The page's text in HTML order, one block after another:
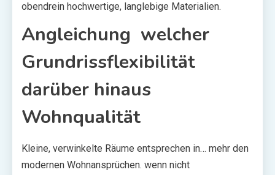
obendrein hochwertige, langlebige Materialien.
Angleichung welcher
Grundrissflexibilität
darüber hinaus
Wohnqualität
Kleine, verwinkelte Räume entsprechen in… mehr den
modernen Wohnansprüchen. wenn nicht